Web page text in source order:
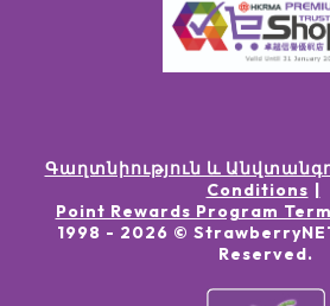
Գաղտնիություն և
Conditions
Point Rewards Program
1998 - 2026 ©
Reserved.